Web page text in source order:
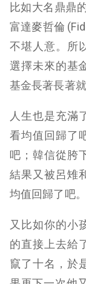
比如大名鼎鼎
富達麥哲倫
不堪人意。所
選擇未來的基
基金長著長著
人生也是充滿
看均值回歸了
吧；韓信從胯
結果又被呂雉
均值回歸了吧。
又比如你的小
的直接上去給
竄了十名，於